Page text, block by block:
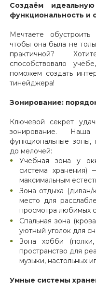
Создаём
функциональность и
Мечтаете
чтобы она была не
практичной?
способствовало
поможем создать
тинейджера!
Зонирование:
Ключевой секрет
зонирование.
функциональные
до мелочей:
Учебная зона у
система
максимальным
Зона отдыха
место для
просмотра любимых
Спальная зона
уютный уголок для
Зона хобби
пространство для
музыки, настольных
Умные системы